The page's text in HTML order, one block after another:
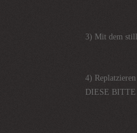
3) Mit dem
4)
DIESE BITTE